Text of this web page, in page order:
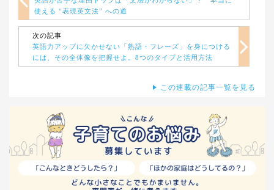
使える “表現英文法” への道
次の記事
英語力アップに欠かせない「熟語・フレーズ」を身につける
には、その全体像を把握せよ。8つのタイプと活用方法
この連載の記事一覧を見る